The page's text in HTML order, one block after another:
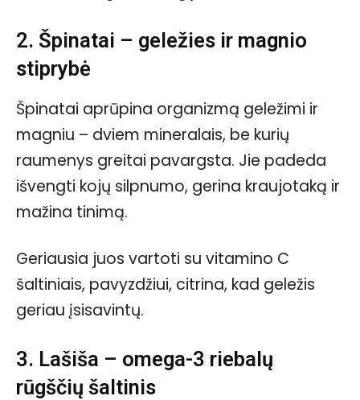
2. Špinatai – geležies ir magnio
stiprybė
Špinatai aprūpina organizmą geležimi ir
magniu – dviem mineralais, be kurių
raumenys greitai pavargsta. Jie padeda
išvengti kojų silpnumo, gerina kraujotaką ir
mažina tinimą.
Geriausia juos vartoti su vitamino C
šaltiniais, pavyzdžiui, citrina, kad geležis
geriau įsisavintų.
3. Lašiša – omega-3 riebalų
rūgščių šaltinis